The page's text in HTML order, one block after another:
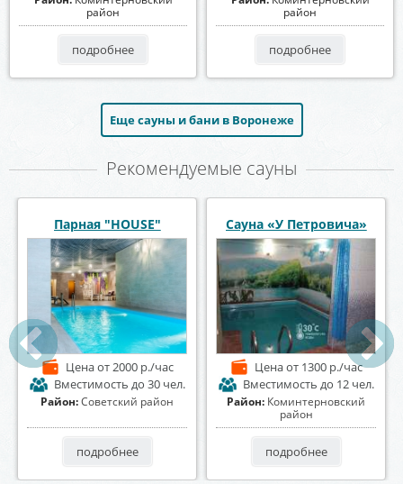
район
подробнее
район
подробнее
Еще сауны и бани в Воронеже
Рекомендуемые сауны
Сауна «Пещера»
Ценаот 1200 р./час
Вместимостьдо 8 чел.
Район:Центральный район
подробнее
Сауна и баня Апельсин
Ценаот 1500 р./час
Вместимость до 20 чел.
Район: Коминтерновский
район
подробнее